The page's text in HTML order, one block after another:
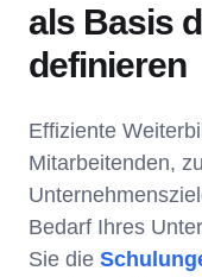
als Basis
definieren
Effiziente
Mitarbeitenden,
Bedarf Ihres
Sie die